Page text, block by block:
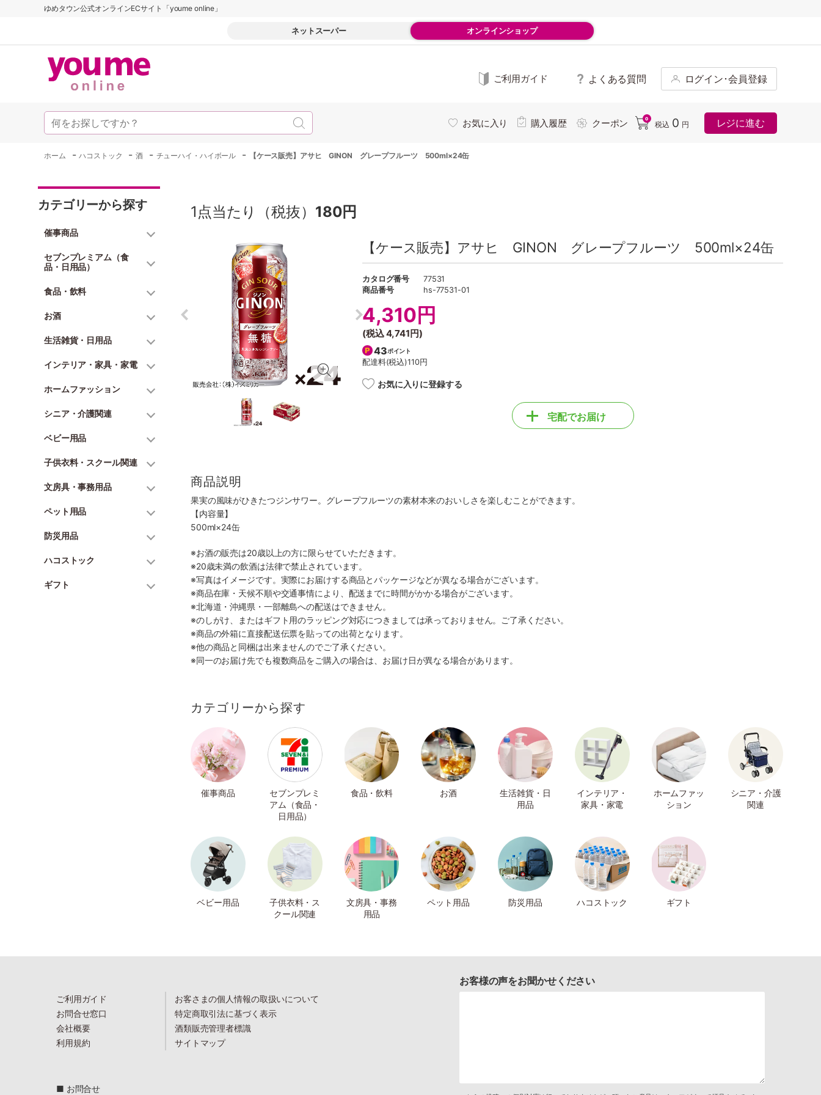
ゆめタウン公式オンラインECサイト「youme online」
ネットスーパー オンラインショップ
ご利用ガイド よくある質問 ログイン･会員登録
お気に入り 購入履歴 クーポン 0
税込 0 円 レジに進む
ホーム -ハコストック -酒 - チューハイ・ハイボール - 【ケース販売】アサヒ GINON グレープフルーツ 500ml×24缶
カテゴリーから探す
催事商品
セブンプレミアム（食
品・日用品）
食品・飲料
お酒
生活雑貨・日用品
インテリア・家具・家電
ホームファッション
シニア・介護関連
ベビー用品
子供衣料・スクール関連
文房具・事務用品
ペット用品
防災用品
ハコストック
ギフト
1点当たり（税抜） 180円
【ケース販売】アサヒ GINON グレープフルーツ 500ml×24缶
カタログ番号
77531
商品番号
hs-77531-01
4,310円
(税込4,741円)
43ポイント
配達料(税込)110円
お気に入りに登録する
宅配でお届け
商品説明
果実の風味がひきたつジンサワー。グレープフルーツの素材本来のおいしさを楽しむことができます。
【内容量】
500ml×24缶
※お酒の販売は20歳以上の方に限らせていただきます。
※20歳未満の飲酒は法律で禁止されています。
※写真はイメージです。実際にお届けする商品とパッケージなどが異なる場合がございます。
※商品在庫・天候不順や交通事情により、配送までに時間がかかる場合がございます。
※北海道・沖縄県・一部離島への配送はできません。
※のしがけ、またはギフト用のラッピング対応につきましては承っておりません。ご了承ください。
※商品の外箱に直接配送伝票を貼っての出荷となります。
※他の商品と同梱は出来ませんのでご了承ください。
※同一のお届け先でも複数商品をご購入の場合は、お届け日が異なる場合があります。
カテゴリーから探す
催事商品
セブンプレミ
アム（食品・
日用品）
食品・飲料 お酒
生活雑貨・日
用品
インテリア・
家具・家電
ホームファッ
ション
シニア・介護
関連
ベビー用品
子供衣料・ス
クール関連
文房具・事務
用品
ペット用品 防災用品 ハコストック ギフト
ご利用ガイド
お問合せ窓口
会社概要
利用規約
お客さまの個人情報の取扱いについて
特定商取引法に基づく表示
酒類販売管理者標識
サイトマップ
■ お問合せ
お客様の声をお聞かせください